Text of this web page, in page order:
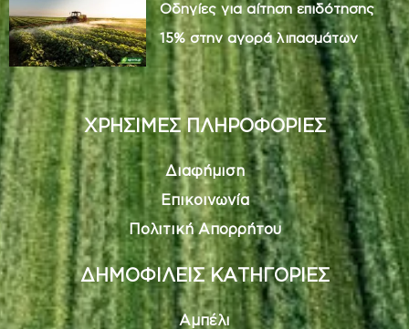
Οδηγίες για αίτηση επιδότησης
15% στην αγορά λιπασμάτων
ΧΡΗΣΙΜΕΣ ΠΛΗΡΟΦΟΡΙΕΣ
Διαφήμιση
Επικοινωνία
Πολιτική Απορρήτου
ΔΗΜΟΦΙΛΕΙΣ ΚΑΤΗΓΟΡΙΕΣ
Αμπέλι